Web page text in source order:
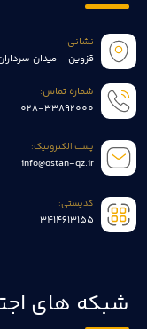
نشانی:
قزوین - میدان
شماره تماس:
028-33892000
پست الکترونیک:
info@ostan-qz.ir
کدپستی:
3414613155
شبکه های